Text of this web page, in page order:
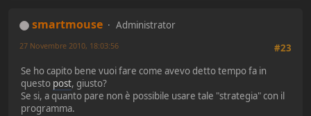
smartmouse
Administrator
#23
27 Novembre 2010, 18:03:56
Se ho capito bene vuoi fare come avevo detto tempo fa in
questo post, giusto?
Se si, a quanto pare non è possibile usare tale "strategia" con il
programma.